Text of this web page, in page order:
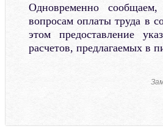
Одновременно
вопросам оплаты труда в
этом предоставление
расчетов, предлагаемых в